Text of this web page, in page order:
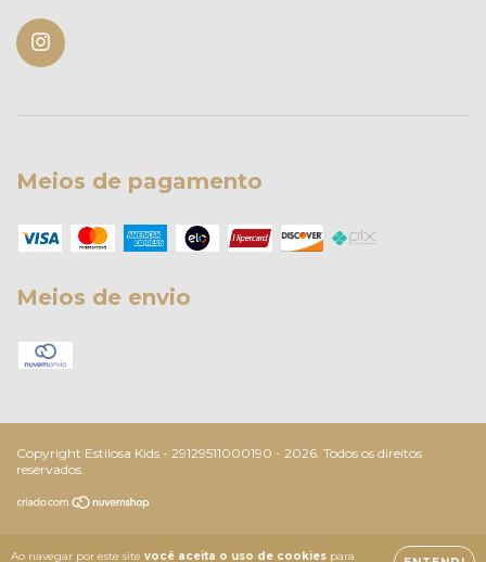
Ao navegar por este site você aceita o uso de cookies para
Meios de pagamento
Meios de envio
Copyright Estilosa Kids - 29129511000190 - 2026. Todos os direitos
reservados.